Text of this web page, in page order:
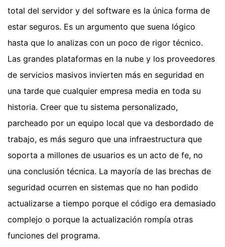
total del servidor y del software es la única forma de
estar seguros. Es un argumento que suena lógico
hasta que lo analizas con un poco de rigor técnico.
Las grandes plataformas en la nube y los proveedores
de servicios masivos invierten más en seguridad en
una tarde que cualquier empresa media en toda su
historia. Creer que tu sistema personalizado,
parcheado por un equipo local que va desbordado de
trabajo, es más seguro que una infraestructura que
soporta a millones de usuarios es un acto de fe, no
una conclusión técnica. La mayoría de las brechas de
seguridad ocurren en sistemas que no han podido
actualizarse a tiempo porque el código era demasiado
complejo o porque la actualización rompía otras
funciones del programa.